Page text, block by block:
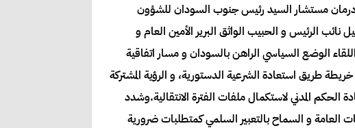
ناصر نهار يوم الأربعاء ٢٤مايو الجاري بدار الأمة بأم درمان مستشار السيد رئيس جنوب السودان للشؤون
الرئيس و الحبيب الواثق البرير الأمين العام و
الوضع السياسي الراهن بالسودان و مسار اتفاقية
طريق استعادة الشرعية الدستورية، و الرؤية المشتركة
الحكم المدني لاستكمال ملفات الفترة الانتقالية.وشدد
العامة و السماح بالتعبير السلمي كمتطلبات ضرورية